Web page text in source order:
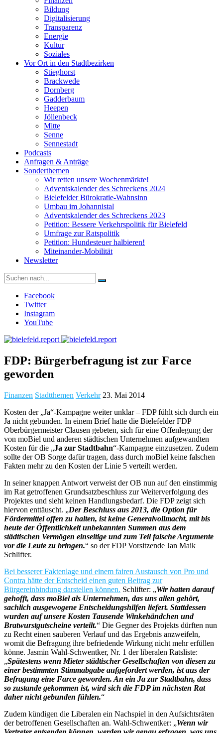
Bildung
Digitalisierung
Transparenz
Energie
Kultur
Soziales
Vor Ort in den Stadtbezirken
Stieghorst
Brackwede
Dornberg
Gadderbaum
Heepen
Jöllenbeck
Mitte
Senne
Sennestadt
Podcasts
Anfragen & Anträge
Sonderthemen
Wir retten unsere Wochenmärkte!
Adventskalender des Schreckens 2024
Bielefelder Bürokratie-Wahnsinn
Umbau im Johannistal
Adventskalender des Schreckens 2023
Petition: Bessere Verkehrspolitik für Bielefeld​​
Umfrage zur Ratspolitik
Petition: Hundesteuer halbieren!
Miteinander-Mobilität
Newsletter
Suche
nach:
Facebook
Twitter
Instagram
YouTube
FDP: Bürgerbefragung ist zur Farce
geworden
Finanzen Stadtthemen Verkehr 23. Mai 2014
Kosten der „Ja“-Kampagne weiter unklar – FDP fühlt sich durch ein
Ja nicht gebunden. In einem Brief hatte die Bielefelder FDP
Oberbürgermeister Clausen gebeten, sich für eine Offenlegung der
von moBiel und anderen städtischen Unternehmen aufgewandten
Kosten für die „Ja zur Stadtbahn“-Kampagne einzusetzen. Zudem
sollte der OB Sorge dafür tragen, dass durch moBiel keine falschen
Fakten mehr zu den Kosten der Linie 5 verteilt werden.
In seiner knappen Antwort verweist der OB nun auf den einstimmig
im Rat getroffenen Grundsatzbeschluss zur Weiterverfolgung des
Projektes und sieht keinen Handlungsbedarf. Die FDP zeigt sich
hiervon enttäuscht. „Der Beschluss aus 2013, die Option für
Fördermittel offen zu halten, ist keine Generalvollmacht, mit bis
heute der Öffentlichkeit unbekannten Summen aus dem
städtischen Vermögen einseitige und zum Teil falsche Argumente
vor die Leute zu bringen.“ so der FDP Vorsitzende Jan Maik
Schlifter.
Bei besserer Faktenlage und einem fairen Austausch von Pro und
Contra hätte der Entscheid einen guten Beitrag zur
Bürgereinbindung darstellen können. Schlifter: „Wir hatten darauf
gehofft, dass moBiel als Unternehmen, das uns allen gehört,
sachlich ausgewogene Entscheidungshilfen liefert. Stattdessen
wurden auf unsere Kosten Tausende Winkehändchen und
Bratwurstgutscheine verteilt.“ Die Gegner des Projekts dürften nun
zu Recht einen sauberen Verlauf und das Ergebnis anzweifeln,
womit die Befragung ihre befriedende Wirkung nicht mehr erfüllen
könne. Jasmin Wahl-Schwentker, Nr. 1 der liberalen Ratsliste:
„Spätestens wenn Mieter städtischer Gesellschaften von diesen zu
einer bestimmten Stimmabgabe aufgefordert werden, ist aus der
Befragung eine Farce geworden. An ein Ja zur Stadtbahn, dass
so zustande gekommen ist, wird sich die FDP im nächsten Rat
daher nicht gebunden fühlen.“
Zudem kündigen die Liberalen ein Nachspiel in den Aufsichtsräten
der betroffenen Gesellschaften an. Wahl-Schwentker: „Wenn wir